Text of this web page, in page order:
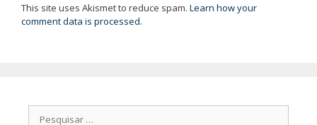
This site uses Akismet to reduce spam. Learn how your
comment data is processed.
Pesquisar